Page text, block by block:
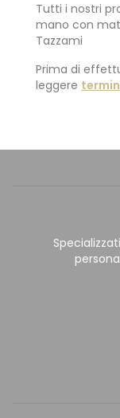
Tutti i nostri
mano con
Tazzami
Prima di
leggere